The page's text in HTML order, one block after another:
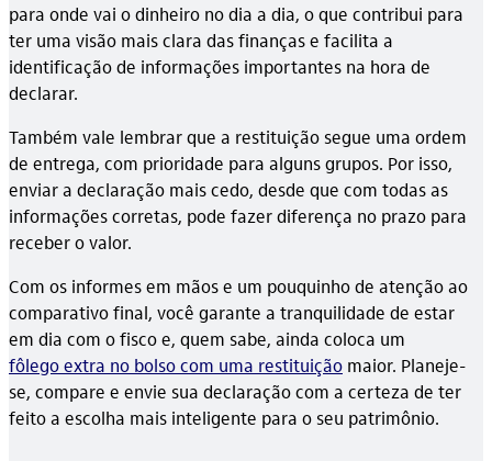
para onde vai o dinheiro no dia a dia, o que contribui para
ter uma visão mais clara das finanças e facilita a
identificação de informações importantes na hora de
declarar.
Também vale lembrar que a restituição segue uma ordem
de entrega, com prioridade para alguns grupos. Por isso,
enviar a declaração mais cedo, desde que com todas as
informações corretas, pode fazer diferença no prazo para
receber o valor.
Com os informes em mãos e um pouquinho de atenção ao
comparativo final, você garante a tranquilidade de estar
em dia com o fisco e, quem sabe, ainda coloca um
fôlego extra no bolso com uma restituição maior. Planeje-
se, compare e envie sua declaração com a certeza de ter
feito a escolha mais inteligente para o seu patrimônio.